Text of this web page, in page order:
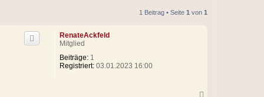
1 Beitrag • Seite 1 von 1
RenateAckfeld
Mitglied
Beiträge:1
Registriert:03.01.2023 16:00